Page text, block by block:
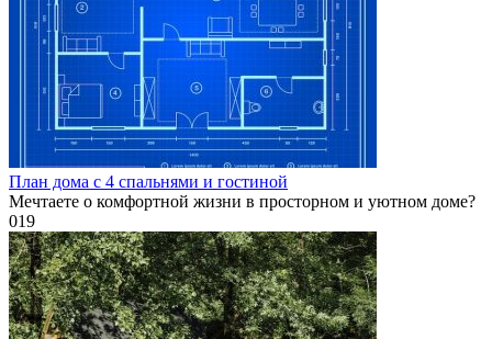
План дома с 4 спальнями и гостиной
Мечтаете о комфортной жизни в просторном и уютном доме?
019